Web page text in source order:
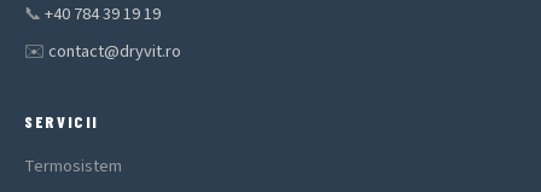
📞+40 784 39 19 19
✉️contact@dryvit.ro
SERVICII
Termosistem